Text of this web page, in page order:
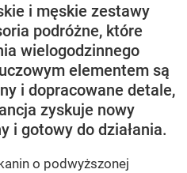
i męskie zestawy
podróżne, które
wielogodzinnego
elementem są
i dopracowane detale,
zyskuje nowy
i gotowy do działania.
o podwyższonej